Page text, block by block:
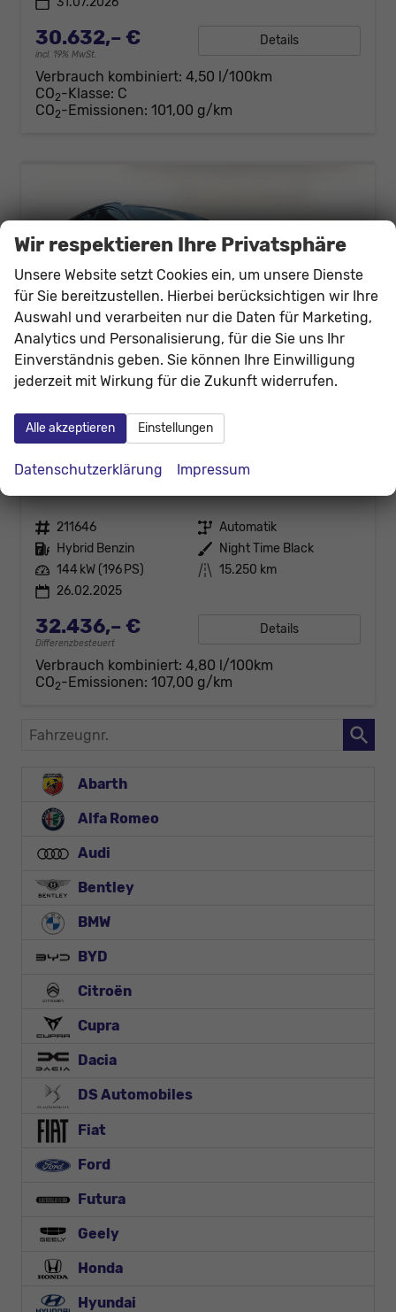
30.632,– €
incl. 19% MwSt.
Details
Verbrauch kombiniert: 4,50 l/100km
CO2-Klasse: C
CO2-Emissionen: 101,00 g/km
Fahrzeugnr. 211646 Getriebe Automatik
Kraftstoff Hybrid Benzin Außenfarbe Night Time Black
Leistung 144 kW (196 PS) Kilometerstand 15.250 km
26.02.2025
32.436,– €
Differenzbesteuert
Details
Verbrauch kombiniert: 4,80 l/100km
CO2-Emissionen: 107,00 g/km
Fahrzeugnr.
Abarth
Alfa Romeo
Audi
Bentley
BMW
BYD
Citroën
Cupra
Dacia
DS Automobiles
Fiat
Ford
Futura
Geely
Honda
Hyundai
Wir respektieren Ihre Privatsphäre
Unsere Website setzt Cookies ein, um unsere Dienste
für Sie bereitzustellen. Hierbei berücksichtigen wir Ihre
Auswahl und verarbeiten nur die Daten für Marketing,
Analytics und Personalisierung, für die Sie uns Ihr
Einverständnis geben. Sie können Ihre Einwilligung
jederzeit mit Wirkung für die Zukunft widerrufen.
Alle akzeptieren Einstellungen
Datenschutzerklärung Impressum